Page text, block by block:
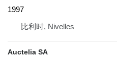
1997
比利时, Nivelles
Auctelia SA